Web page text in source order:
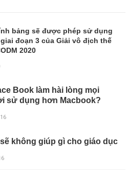
bảng sẽ được phép sử dụng
đoạn 3 của Giải vô địch thế
2020
Book làm hài lòng mọi
sử dụng hơn Macbook?
không giúp gì cho giáo dục